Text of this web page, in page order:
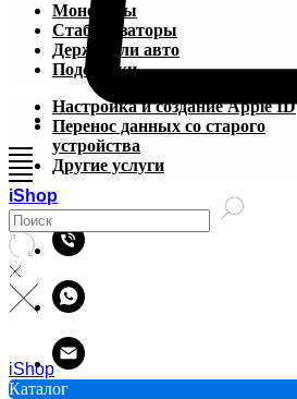
iShop
Моноподы
Стабилизаторы
Держатели авто
Подставки
Настройка и создание Apple ID
Перенос данных со старого
устройства
Другие услуги
iShop
Каталог